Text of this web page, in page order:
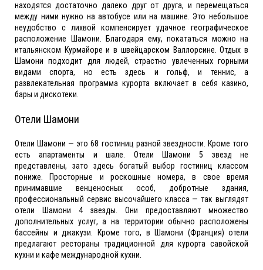
находятся достаточно далеко друг от друга, и перемещаться
между ними нужно на автобусе или на машине. Это небольшое
неудобство с лихвой компенсирует удачное географическое
расположение Шамони. Благодаря ему, покататься можно на
итальянском Курмайоре и в швейцарском Валлорсине. Отдых в
Шамони подходит для людей, страстно увлеченных горными
видами спорта, но есть здесь и гольф, и теннис, а
развлекательная программа курорта включает в себя казино,
бары и дискотеки.
Отели Шамони
Отели Шамони — это 68 гостиниц разной звездности. Кроме того
есть апартаменты и шале. Отели Шамони 5 звезд не
представлены, зато здесь богатый выбор гостиниц классом
пониже. Просторные и роскошные номера, в свое время
принимавшие венценосных особ, добротные здания,
профессиональный сервис высочайшего класса — так выглядят
отели Шамони 4 звезды. Они предоставляют множество
дополнительных услуг, а на территории обычно расположены
бассейны и джакузи. Кроме того, в Шамони (Франция) отели
предлагают рестораны традиционной для курорта савойской
кухни и кафе международной кухни.